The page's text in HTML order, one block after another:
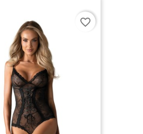
favorite_border